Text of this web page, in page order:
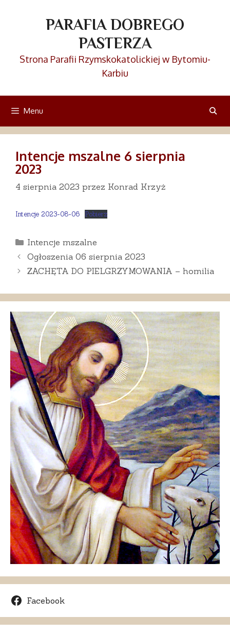
PARAFIA DOBREGO
PASTERZA
Strona Parafii Rzymskokatolickiej w Bytomiu-
Karbiu
Menu
Intencje mszalne 6 sierpnia
2023
4 sierpnia 2023 przez Konrad Krzyż
Intencje 2023-08-06 Pobierz
Kategorie
Intencje mszalne
Ogłoszenia 06 sierpnia 2023
ZACHĘTA DO PIELGRZYMOWANIA – homilia
Facebook